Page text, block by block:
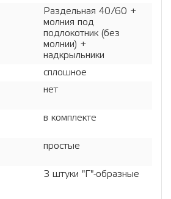
Раздельная 40/60 +
молния под
подлокотник (без
молнии) +
надкрыльники
сплошное
нет
в комплекте
простые
3 штуки "Г"-образные